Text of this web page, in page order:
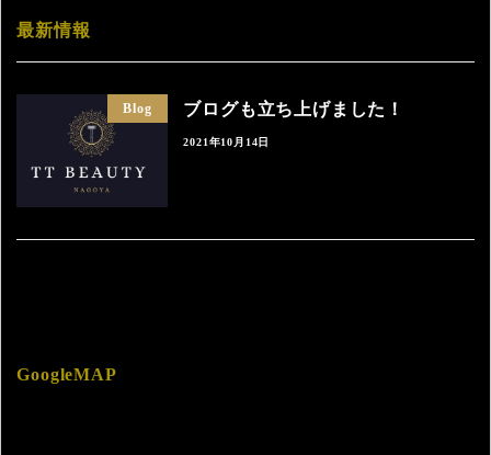
最新情報
Blog ブログも立ち上げました！
2021年10月14日
GoogleMAP